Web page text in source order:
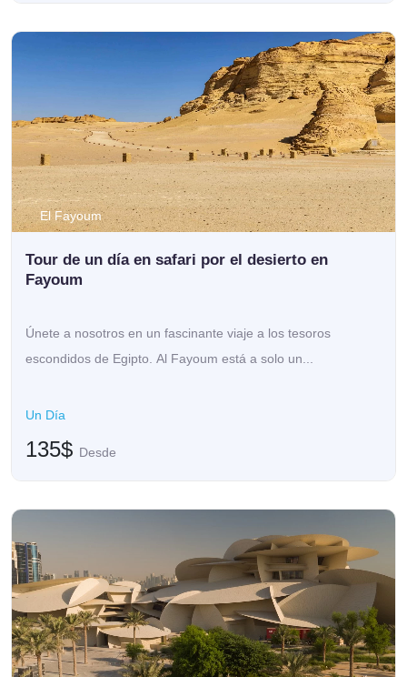
El Fayoum
Tour de un día en safari por el desierto en
Fayoum
Únete a nosotros en un fascinante viaje a los tesoros
escondidos de Egipto. Al Fayoum está a solo un...
Un Día
135$ Desde